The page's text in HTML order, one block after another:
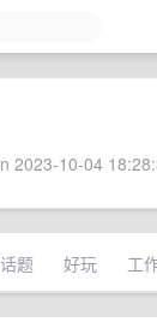
2023-10-04
题 好玩 工